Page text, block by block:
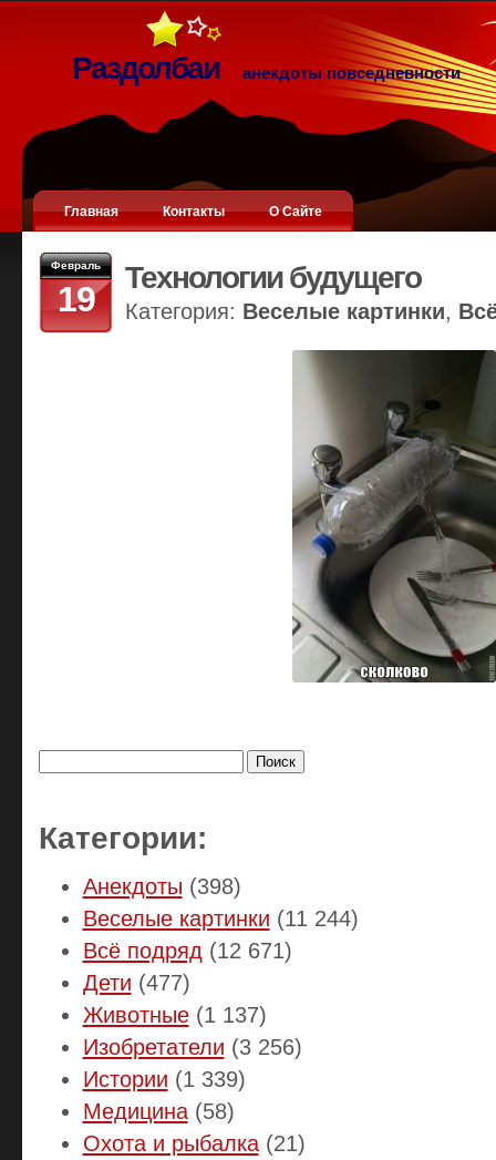
Раздолбаи анекдоты повседневности
Главная Контакты О Сайте
Февраль
19
Технологии будущего
Категория: Веселые картинки,
Категории:
Анекдоты (398)
Веселые картинки (11 244)
Всё подряд (12 671)
Дети (477)
Животные(1 137)
Изобретатели (3 256)
Истории (1 339)
Медицина(58)
Охота и рыбалка(21)